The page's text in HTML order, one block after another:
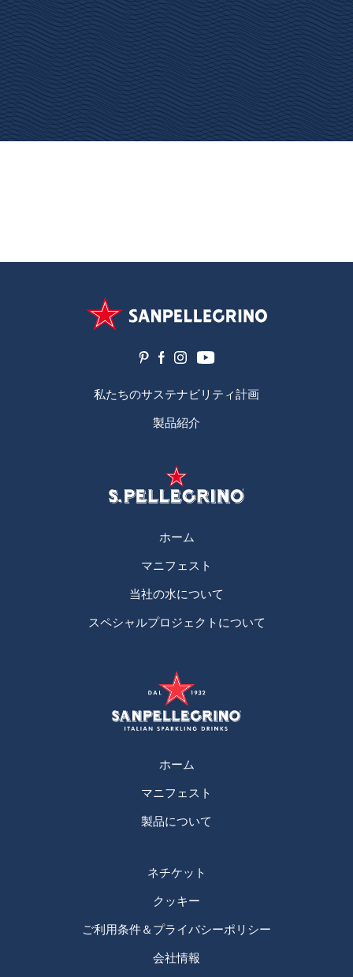
私たちのサステナビリティ計画
製品紹介
ホーム
マニフェスト
当社の水について
スペシャルプロジェクトについて
ホーム
マニフェスト
製品について
ネチケット
クッキー
ご利用条件＆プライバシーポリシー
会社情報